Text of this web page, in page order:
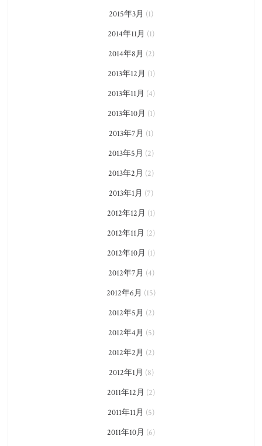
2015年3月 (1)
2014年11月 (1)
2014年8月 (2)
2013年12月 (1)
2013年11月 (4)
2013年10月 (1)
2013年7月 (1)
2013年5月 (2)
2013年2月 (2)
2013年1月 (7)
2012年12月 (1)
2012年11月 (2)
2012年10月 (1)
2012年7月 (4)
2012年6月 (15)
2012年5月 (2)
2012年4月 (5)
2012年2月 (2)
2012年1月 (8)
2011年12月 (2)
2011年11月 (5)
2011年10月 (6)